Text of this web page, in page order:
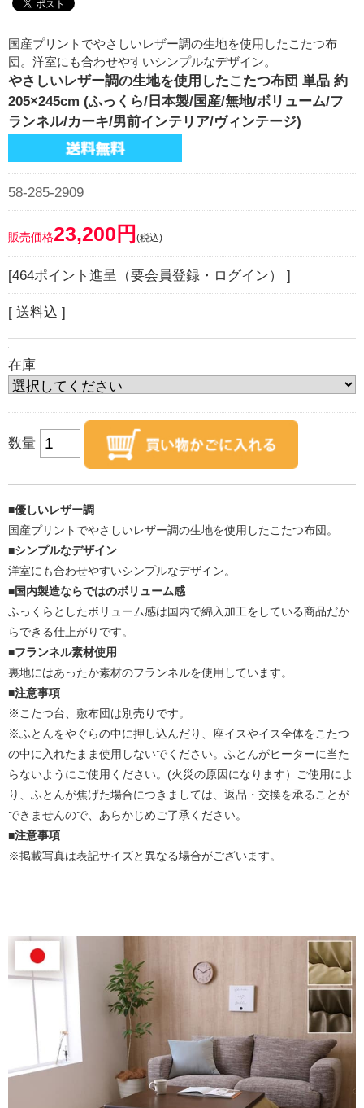
国産プリントでやさしいレザー調の生地を使用したこたつ布
団。洋室にも合わせやすいシンプルなデザイン。
やさしいレザー調の生地を使用したこたつ布団 単品 約
205×245cm (ふっくら/日本製/国産/無地/ボリューム/フ
ランネル/カーキ/男前インテリア/ヴィンテージ)
58-285-2909
販売価格23,200円 (税込)
[464ポイント進呈（要会員登録・ログイン） ]
[ 送料込 ]
在庫
数量
■優しいレザー調
国産プリントでやさしいレザー調の生地を使用したこたつ布団。
■シンプルなデザイン
洋室にも合わせやすいシンプルなデザイン。
■国内製造ならではのボリューム感
ふっくらとしたボリューム感は国内で綿入加工をしている商品だか
らできる仕上がりです。
■フランネル素材使用
裏地にはあったか素材のフランネルを使用しています。
■注意事項
※こたつ台、敷布団は別売りです。
※ふとんをやぐらの中に押し込んだり、座イスやイス全体をこたつ
の中に入れたまま使用しないでください。ふとんがヒーターに当た
らないようにご使用ください。(火災の原因になります）ご使用によ
り、ふとんが焦げた場合につきましては、返品・交換を承ることが
できませんので、あらかじめご了承ください。
■注意事項
※掲載写真は表記サイズと異なる場合がございます。